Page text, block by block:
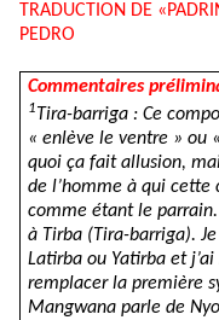
TRADUCTION DE
PEDRO
Commentaires
1Tira-barriga : Ce
« enlève le ventre » ou
quoi ça fait allusion,
de l’homme à qui cette
comme étant le
à Tirba (Tira-barriga).
Latirba ou Yatirba et
remplacer la première
Mangwana parle de